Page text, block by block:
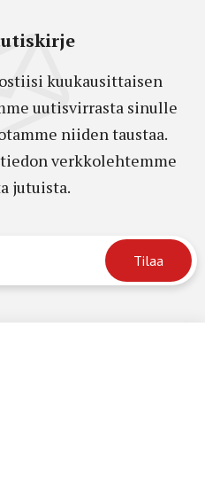
kuukausittaisen
uutisvirrasta sinulle
niiden taustaa.
verkkolehtemme
jutuista.